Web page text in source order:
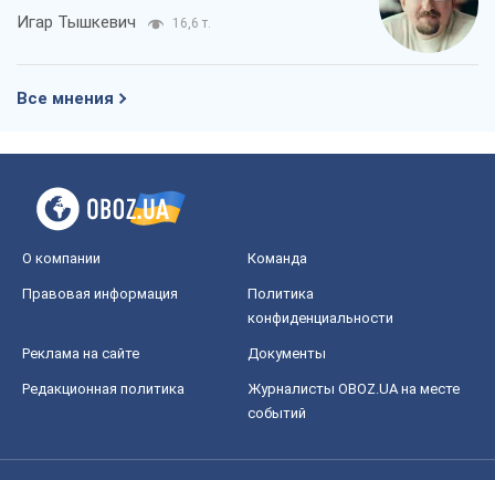
Игар Тышкевич 16,6 т.
Все мнения
О компании Команда
Правовая информация
Политика
конфиденциальности
Реклама на сайте Документы
Редакционная политика
Журналисты OBOZ.UA на месте
событий